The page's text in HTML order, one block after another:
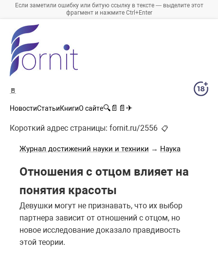
Если заметили ошибку или битую ссылку в тексте — выделите этот
фрагмент и нажмите Ctrl+Enter
🚪
НовостиСтатьиКнигиО сайте🔍 📄 📄 ✈
Короткий адрес страницы: fornit.ru/2556 📋
Журнал достижений науки и техники → Наука
Отношения с отцом влияет на
понятия красоты
Девушки могут не признавать, что их выбор
партнера зависит от отношений с отцом, но
новое исследование доказало правдивость
этой теории.